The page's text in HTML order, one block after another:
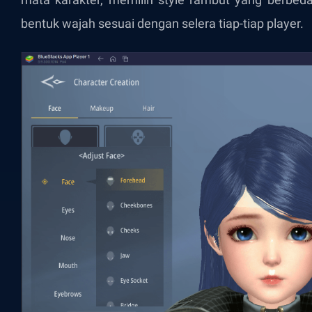
bentuk wajah sesuai dengan selera tiap-tiap player.